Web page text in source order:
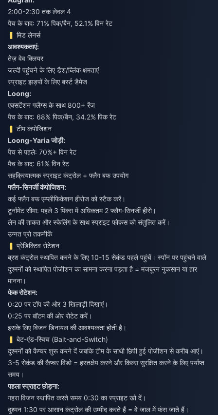
2:00-2:30 तक लेवल 4
पैच के बाद: 71% पिक/बैन, 52.1% विन रेट
मिड लेनर्स
आवश्यकताएं:
तेज़ वेव क्लियर
जल्दी पहुंचने के लिए डैश/ब्लिंक क्षमताएं
स्प्राइट झड़पों के लिए बर्स्ट डैमेज
Loong:
एक्सटेंशन फ्लैग्स के साथ 800+ रेंज
पैच के बाद: 68% पिक/बैन, 34.2% पिक रेट
टीम कंपोजिशन
Loong-Yaria जोड़ी:
पैच से पहले: 70%+ विन रेट
पैच के बाद: 61% विन रेट
सहक्रियात्मक स्प्राइट कंट्रोल + फ्लैग बफ उपयोग
फ्लैग-सिनर्जी कंपोजिशन:
कई फ्लैग बफ एम्प्लीफिकेशन हीरोज को स्टैक करें।
टूर्नामेंट सीमा: पहले 3 पिक्स में अधिकतम 2 फ्लैग-सिनर्जी हीरो।
लेन की ताकत और स्केलिंग के साथ स्प्राइट फोकस को संतुलित करें।
उन्नत प्रो तकनीकें
प्रेडिक्टिव रोटेशन
ब्रश कंट्रोल स्थापित करने के लिए 10-15 सेकंड पहले पहुंचें। स्पॉन पर पहुंचने वाले
दुश्मनों को स्थापित पोजीशन का सामना करना पड़ता है = मजबूरन नुकसान या हार
मानना।
फेक रोटेशन:
0:20 पर टॉप की ओर 3 खिलाड़ी दिखाएं।
0:25 पर बॉटम की ओर रोटेट करें।
इसके लिए विजन डिनायल की आवश्यकता होती है।
बेट-एंड-स्विच (Bait-and-Switch)
दुश्मनों को कैप्चर शुरू करने दें जबकि टीम के साथी छिपी हुई पोजीशन से करीब आएं।
3-5 सेकंड की कैप्चर विंडो = हस्तक्षेप करने और किल्स सुरक्षित करने के लिए पर्याप्त
समय।
पहला स्प्राइट छोड़ना:
गहरा विजन स्थापित करते समय 0:30 का स्प्राइट खो दें।
दुश्मन 1:30 पर आसान कंट्रोल की उम्मीद करते हैं = वे जाल में फंस जाते हैं।